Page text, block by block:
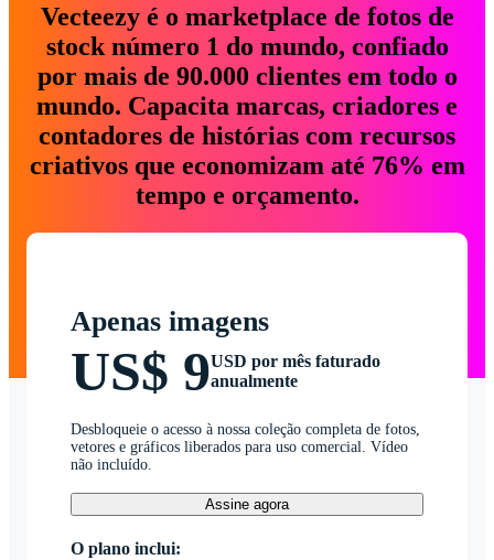
Vecteezy é o marketplace de fotos de
stock número 1 do mundo, confiado
por mais de 90.000 clientes em todo o
mundo. Capacita marcas, criadores e
contadores de histórias com recursos
criativos que economizam até 76% em
tempo e orçamento.
Apenas imagens
US$ 9USD por mês faturado
anualmente
Desbloqueie o acesso à nossa coleção completa de fotos,
vetores e gráficos liberados para uso comercial. Vídeo
não incluído.
Assine agora
O plano inclui: